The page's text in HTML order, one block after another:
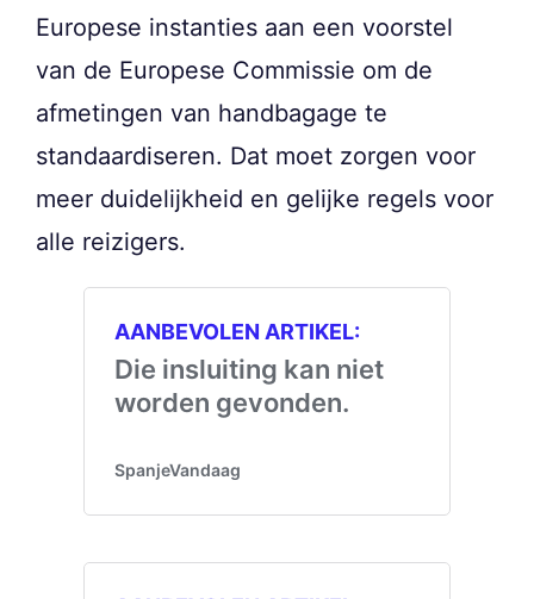
Europese instanties aan een voorstel
van de Europese Commissie om de
afmetingen van handbagage te
standaardiseren. Dat moet zorgen voor
meer duidelijkheid en gelijke regels voor
alle reizigers.